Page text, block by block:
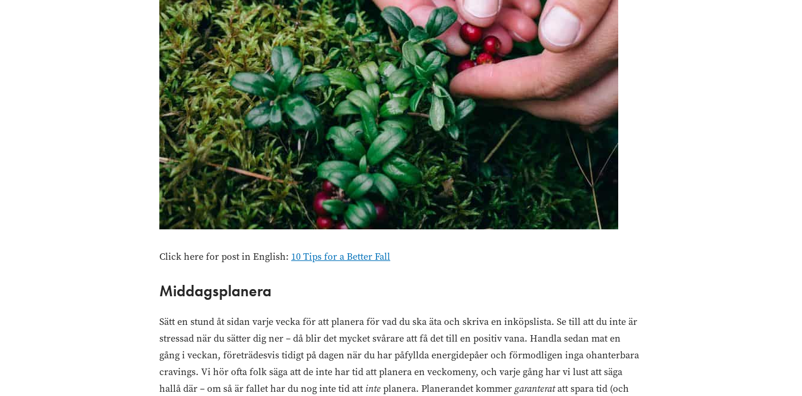
Click here for post in English: 10 Tips for a Better Fall
Middagsplanera
Sätt en stund åt sidan varje vecka för att planera för vad du ska äta och skriva en inköpslista. Se till att du inte är
stressad när du sätter dig ner – då blir det mycket svårare att få det till en positiv vana. Handla sedan mat en
gång i veckan, företrädesvis tidigt på dagen när du har påfyllda energidepåer och förmodligen inga ohanterbara
cravings. Vi hör ofta folk säga att de inte har tid att planera en veckomeny, och varje gång har vi lust att säga
hallå där – om så är fallet har du nog inte tid att inteplanera. Planerandet kommer garanteratatt spara tid (och